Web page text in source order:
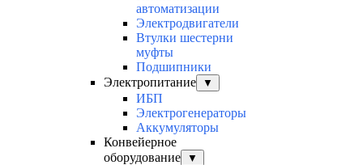
автоматизации
Электродвигатели
Втулки шестерни
муфты
Подшипники
Электропитание
▼
ИБП
Электрогенераторы
Аккумуляторы
Конвейерное
оборудование
▼